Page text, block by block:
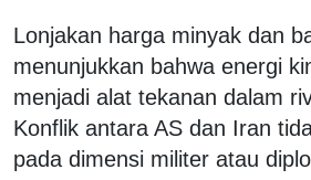
Lonjakan harga minyak dan
menunjukkan bahwa energi
menjadi alat tekanan dalam
Konflik antara AS dan Iran
pada dimensi militer atau